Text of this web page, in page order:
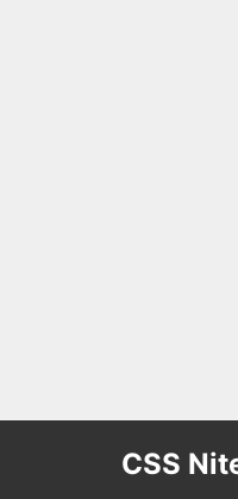
CSS